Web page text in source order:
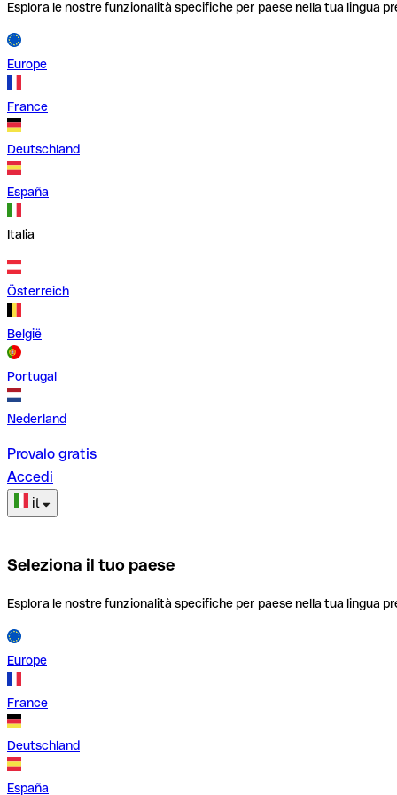
Esplora le nostre funzionalità specifiche per paese nella tua lingua
Europe
France
Deutschland
España
Italia
Österreich
België
Portugal
Nederland
Provalo gratis
Accedi
it
Seleziona il tuo paese
Esplora le nostre funzionalità specifiche per paese nella tua lingua
Europe
France
Deutschland
España